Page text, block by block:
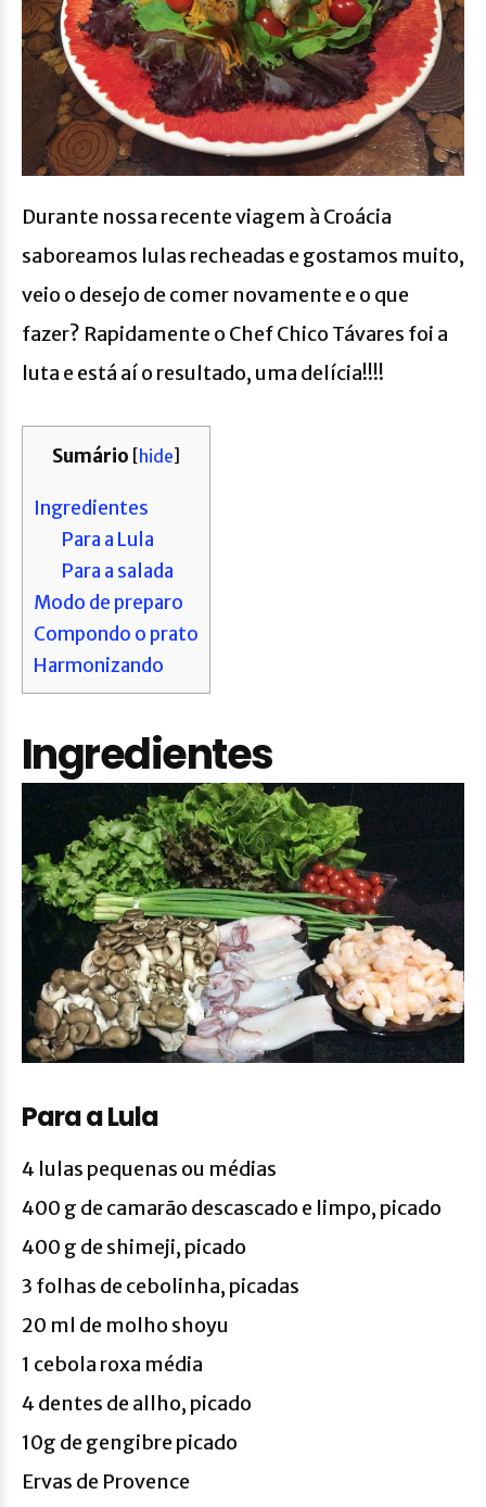
Durante nossa recente viagem à Croácia
saboreamos lulas recheadas e gostamos muito,
veio o desejo de comer novamente e o que
fazer? Rapidamente o Chef Chico Távares foi a
luta e está aí o resultado, uma delícia!!!!
Sumário [hide]
Ingredientes
Para a Lula
Para a salada
Modo de preparo
Compondo o prato
Harmonizando
Ingredientes
Para a Lula
4 lulas pequenas ou médias
400 g de camarāo descascado e limpo, picado
400 g de shimeji, picado
3 folhas de cebolinha, picadas
20 ml de molho shoyu
1 cebola roxa média
4 dentes de allho, picado
10g de gengibre picado
Ervas de Provence